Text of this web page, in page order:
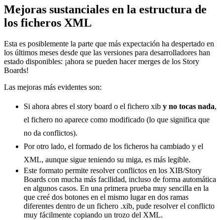
Mejoras sustanciales en la estructura de
los ficheros XML
Esta es posiblemente la parte que más expectación ha despertado en
los últimos meses desde que las versiones para desarrolladores han
estado disponibles: ¡ahora se pueden hacer merges de los Story
Boards!
Las mejoras más evidentes son:
Si ahora abres el story board o el fichero xib y no tocas nada,
el fichero no aparece como modificado (lo que significa que
no da conflictos).
Por otro lado, el formado de los ficheros ha cambiado y el
XML, aunque sigue teniendo su miga, es más legible.
Este formato permite resolver conflictos en los XIB/Story
Boards con mucha más facilidad, incluso de forma automática
en algunos casos. En una primera prueba muy sencilla en la
que creé dos botones en el mismo lugar en dos ramas
diferentes dentro de un fichero .xib, pude resolver el conflicto
muy fácilmente copiando un trozo del XML.